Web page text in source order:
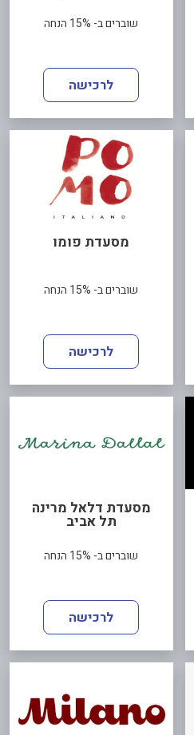
שוברים ב- 15% הנחה
לרכישה
מסעדת פומו
שוברים ב- 15% הנחה
לרכישה
מסעדת דלאל מרינה
תל אביב
שוברים ב- 15% הנחה
לרכישה